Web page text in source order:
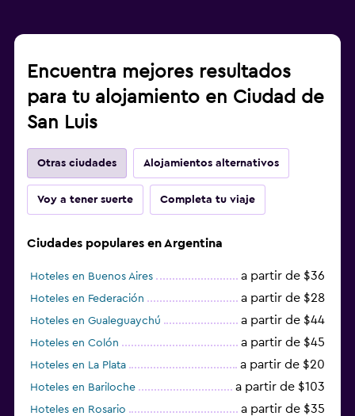
Encuentra mejores resultados
para tu alojamiento en Ciudad de
San Luis
Otras ciudades Alojamientos alternativos
Voy a tener suerte Completa tu viaje
Ciudades populares en Argentina
Hoteles en Buenos Aires a partir de $36
Hoteles en Federación a partir de $28
Hoteles en Gualeguaychú a partir de $44
Hoteles en Colón a partir de $45
Hoteles en La Plata a partir de $20
Hoteles en Bariloche a partir de $103
Hoteles en Rosario a partir de $35